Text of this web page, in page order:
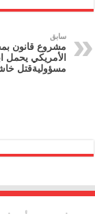
c
e
b
o
itt
er
سابق
مشروع قانون
الأمريكي يحمل
مسؤوليةقتل